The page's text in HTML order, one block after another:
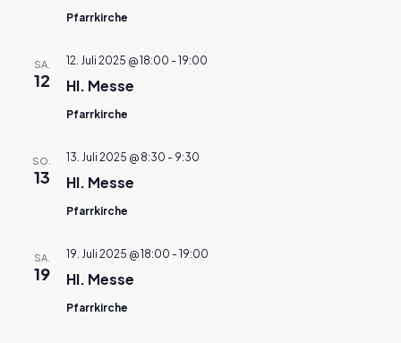
Pfarrkirche
SA.
12 Hl. Messe
12. Juli 2025 @ 18:00 - 19:00
Pfarrkirche
SO.
13 Hl. Messe
13. Juli 2025 @ 8:30 - 9:30
Pfarrkirche
SA.
19 Hl. Messe
19. Juli 2025 @ 18:00 - 19:00
Pfarrkirche